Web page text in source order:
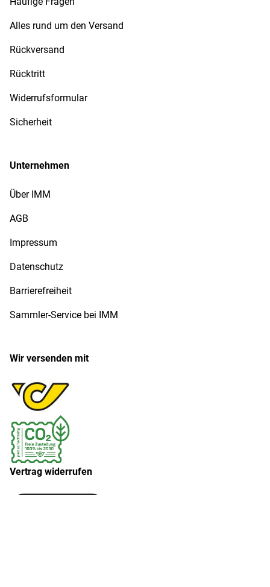
Alles rund um den Versand
Rückversand
Rücktritt
Widerrufsformular
Sicherheit
Unternehmen
Über IMM
AGB
Impressum
Datenschutz
Barrierefreiheit
Sammler-Service bei IMM
Wir versenden mit
Vertrag widerrufen